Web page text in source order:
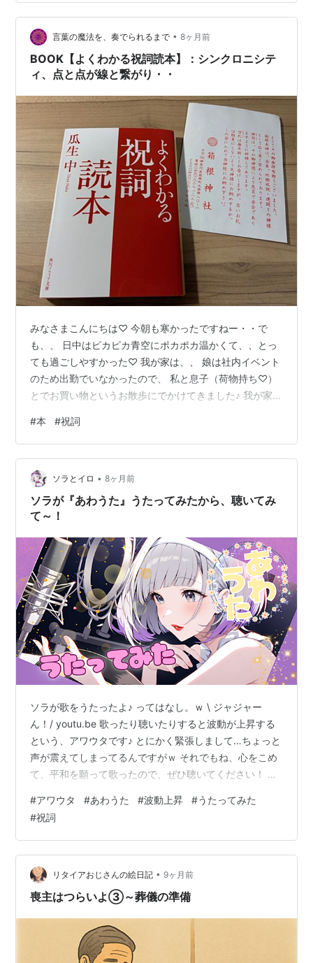
言葉の魔法を、奏でられるまで • 8ヶ月前
BOOK【よくわかる祝詞読本】：シンクロニシテ
ィ、点と点が線と繋がり・・
みなさまこんにちは♡ 今朝も寒かったですねー・・で
も、、 日中はピカピカ青空にポカポカ温かくて、、とっ
ても過ごしやすかった♡ 我が家は、、 娘は社内イベント
のため出勤でいなかったので、 私と息子（荷物持ち♡）
とでお買い物というお散歩にでかけてきました♪ 我が家の
ので、本当に嬉しいです。。ありがとうです。。♡ +++
+++ +++ 昨日読み上げた本を、ご紹介させてください♡
先月、九頭龍神社の月次祭に参列させて頂き 【祝詞】を
口ずさめる自分を不思議に感じ、 【祝詞】を奏上するこ
ととは？、神事の意味（背景）を学びたく Amazonさん
にて出会っ…
#本 #祝詞
ソラとイロ • 8ヶ月前
ソラが『あわうた』うたってみたから、聴いてみ
て～！
ソラが歌をうたったよ♪ ってはなし。ｗ \ ジャジャー
ん！/ youtu.be 歌ったり聴いたりすると波動が上昇する
という、アワウタです♪ とにかく緊張しまして…ちょっと
声が震えてしまってるんですがｗ それでもね、心をこめ
て、平和を願って歌ったので、ぜひ聴いてください！ そ
もって、高評価をポチっとしていただけると、嬉しいで
す！コメントもお待ちしてまーす！ はたして第二弾はあ
るのか！？ いや、ないだろうｗ 歌ったいきさつとか、歌
にこめた想いや歌詞の意味はメインブログにまとめまし
た。 詳しくは ↓ こちらのメインブログをみてね♪
soratoho…
#アワウタ #あわうた #波動上昇 #うたってみた
#祝詞
リタイアおじさんの絵日記 • 9ヶ月前
喪主はつらいよ③～葬儀の準備